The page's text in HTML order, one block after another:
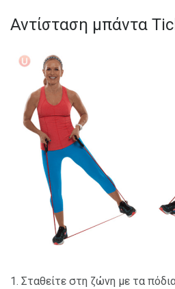
Αντίσταση μπάντα
1. Σταθείτε στη ζώνη με τα